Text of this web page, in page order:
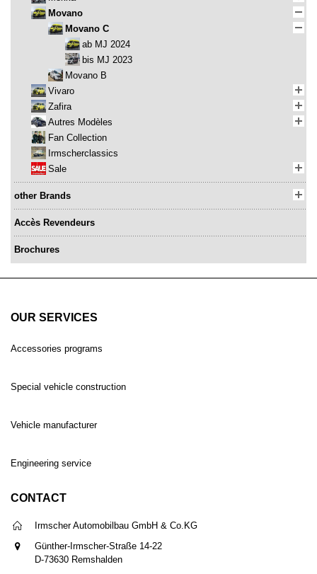
Movano
Movano C
ab MJ 2024
bis MJ 2023
Movano B
Vivaro
Zafira
Autres Modèles
Fan Collection
Irmscherclassics
Sale
other Brands
Accès Revendeurs
Brochures
OUR SERVICES
Accessories programs
Special vehicle construction
Vehicle manufacturer
Engineering service
CONTACT
Irmscher Automobilbau GmbH & Co.KG
Günther-Irmscher-Straße 14-22
D-73630 Remshalden